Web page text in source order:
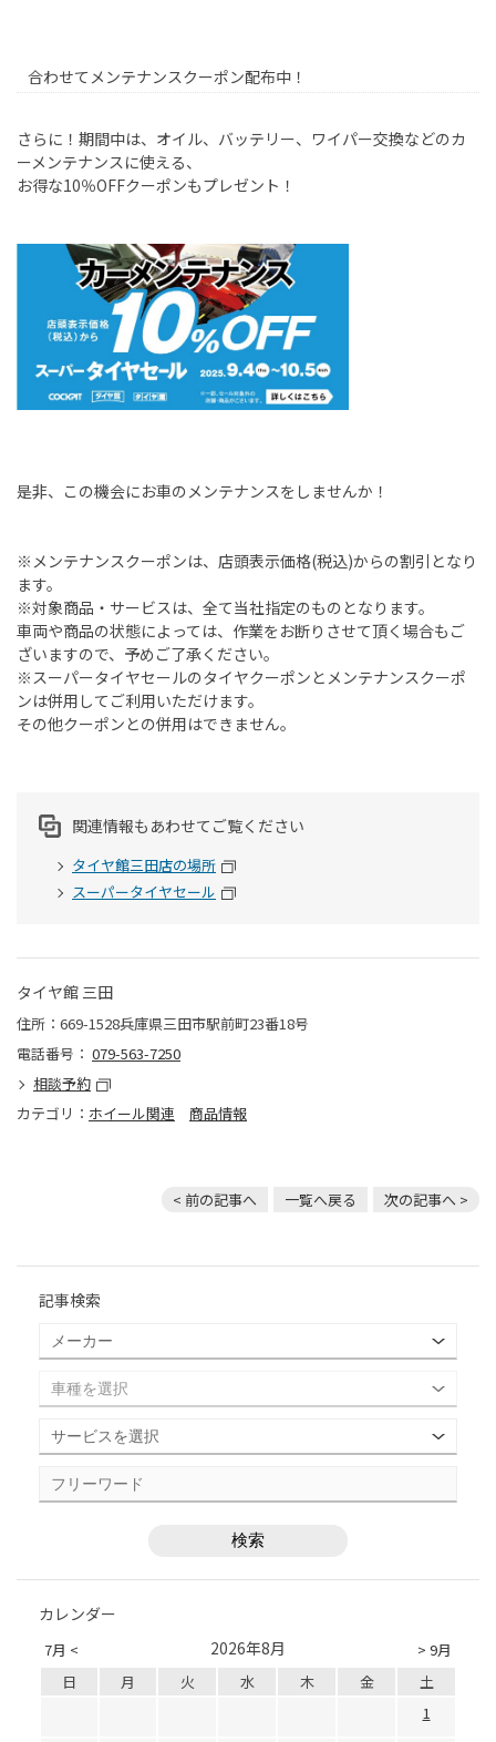
合わせてメンテナンスクーポン配布中！
さらに！期間中は、オイル、バッテリー、ワイパー交換などのカ
ーメンテナンスに使える、
お得な10％OFFクーポンもプレゼント！
是非、この機会にお車のメンテナンスをしませんか！
※メンテナンスクーポンは、店頭表示価格(税込)からの割引となり
ます。
※対象商品・サービスは、全て当社指定のものとなります。
車両や商品の状態によっては、作業をお断りさせて頂く場合もご
ざいますので、予めご了承ください。
※スーパータイヤセールのタイヤクーポンとメンテナンスクーポ
ンは併用してご利用いただけます。
その他クーポンとの併用はできません。
関連情報もあわせてご覧ください
タイヤ館三田店の場所
スーパータイヤセール
タイヤ館 三田
住所：669-1528兵庫県三田市駅前町23番18号
電話番号： 079-563-7250
相談予約
カテゴリ： ホイール関連 商品情報
< 前の記事へ 一覧へ戻る 次の記事へ >
記事検索
カレンダー
7月 < > 9月
2026年8月
日 月 火 水 木 金
土
1